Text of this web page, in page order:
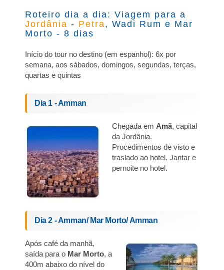
Roteiro dia a dia: Viagem para a
Jordânia - Petra, Wadi Rum e Mar
Morto - 8 dias
Início do tour no destino (em espanhol): 6x por
semana, aos sábados, domingos, segundas, terças,
quartas e quintas
Dia 1 - Amman
Chegada em Amã, capital
da Jordânia.
Procedimentos de visto e
traslado ao hotel. Jantar e
pernoite no hotel.
Dia 2 - Amman/ Mar Morto/ Amman
Após café da manhã,
saída para o Mar Morto, a
400m abaixo do nível do